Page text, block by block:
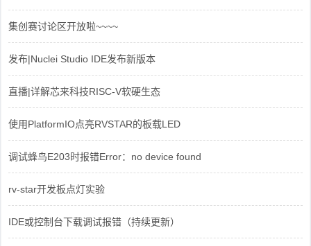
集创赛讨论区开放啦~~~~
发布|Nuclei Studio IDE发布新版本
直播|详解芯来科技RISC-V软硬生态
使用PlatformIO点亮RVSTAR的板载LED
调试蜂鸟E203时报错Error：no device found
rv-star开发板点灯实验
IDE或控制台下载调试报错（持续更新）